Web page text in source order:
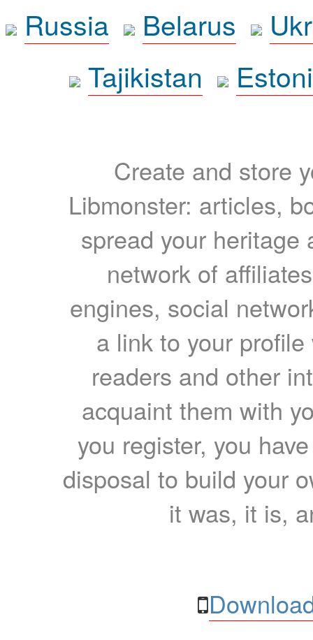
Russia
Belarus
Tajikistan
Create and store
Libmonster: articles,
spread your heritage
network of
engines, social
a link to your
readers and other
acquaint them with
you register, you
disposal to build your
it was, it is,